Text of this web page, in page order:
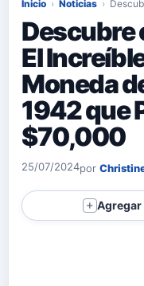
Inicio › Noticias ›
Descubre
El
Moneda
1942 que
$70,000
25/07/2024por
＋ Agregar